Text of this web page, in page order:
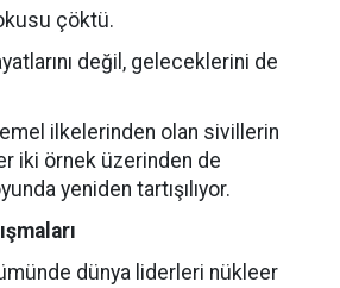
çöktü.
değil, geleceklerini de
ilkelerinden olan sivillerin
iki örnek üzerinden de
yeniden tartışılıyor.
dünya liderleri nükleer